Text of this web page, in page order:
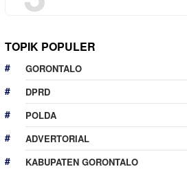
TOPIK POPULER
GORONTALO
DPRD
POLDA
ADVERTORIAL
KABUPATEN GORONTALO